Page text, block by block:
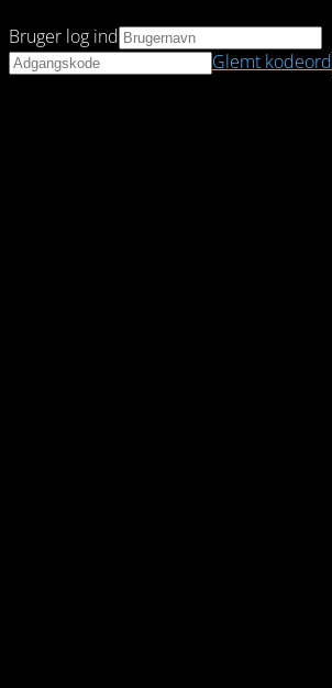
Bruger log ind
Glemt kodeord